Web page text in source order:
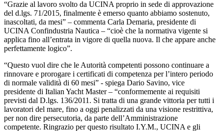
“Grazie al lavoro svolto da UCINA proprio in sede di approvazione
del d.lgs. 71/2015, finalmente è emerso quanto abbiamo sostenuto,
inascoltati, da mesi” – commenta Carla Demaria, presidente di
UCINA Confindustria Nautica – “cioè che la normativa vigente si
applica fino all’entrata in vigore di quella nuova. Il che appare anche
perfettamente logico”.
“Questo vuol dire che le Autorità competenti possono continuare a
rinnovare e prorogare i certificati di competenza per l’intero periodo
di normale validità di 60 mesi” - spiega Dario Savino, vice
presidente di Italian Yacht Master – “conformemente ai requisiti
previsti dal D.lgs. 136/2011. Si tratta di una grande vittoria per tutti i
lavoratori del mare, fino a oggi penalizzati da una visione restrittiva,
per non dire persecutoria, da parte dell’Amministrazione
competente. Ringrazio per questo risultato I.Y.M., UCINA e gli